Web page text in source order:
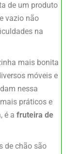
de um produto
vazio não
na
mais bonita
móveis e
nessa
práticos e
é afruteira de
de chão são